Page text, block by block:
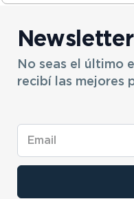
Newsletter
No seas el último
recibí las mejores